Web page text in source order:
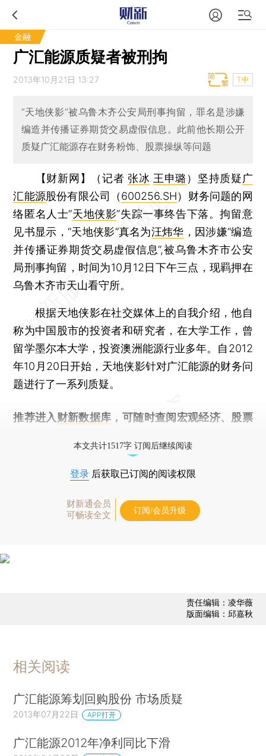
金融
广汇能源质疑者被刑拘
2013年10月21日 13:27 T中
“天地侠影”被乌鲁木齐公安局刑事拘留，罪名是涉嫌
编造并传播证券期货交易虚假信息。此前他长期公开
质疑广汇能源存在财务粉饰、股票操纵等问题
【财新网】（记者张冰 王申璐 ） 坚持质疑广
汇能源股份有限公司（600256.SH）财务问题的网
络匿名人士“天地侠影”失踪一事终告下落。拘留意
见书显示，“天地侠影”真名为汪炜华 ，因涉嫌“编造
并传播证券期货交易虚假信息”,被乌鲁木齐市公安
局刑事拘留，时间为10月12日下午三点，现羁押在
乌鲁木齐市天山看守所。
根据天地侠影在社交媒体上的自我介绍，他自
称为中国股市的投资者和研究者，在大学工作，曾
留学墨尔本大学，投资澳洲能源行业多年。自2012
年10月20日开始，天地侠影针对广汇能源的财务问
题进行了一系列质疑。
推荐进入 财新数据库 ，可随时查阅宏观经济、股票
本文共计1517字 订阅后继续阅读
登录 后获取已订阅的阅读权限
财新通会员
可畅读全文
订阅/会员升级
责任编辑：凌华薇
版面编辑：邱嘉秋
相关阅读
广汇能源筹划回购股份 市场质疑
2013年07月22日 APP打开
广汇能源2012年净利同比下滑